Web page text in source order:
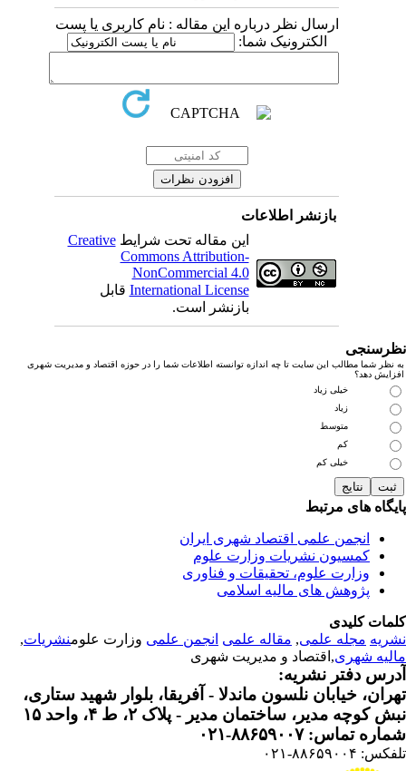
ارسال نظر درباره این مقاله : نام کاربری یا پست
الکترونیک شما:
بازنشر اطلاعات
این مقاله تحت شرایطCreative
Commons Attribution-
NonCommercial 4.0
International Licenseقابل
بازنشر است.
نظر شما مطالب این سایت تا چه اندازه توانسته اطلاعات شما را در حوزه اقتصاد و مدیریت شهری
دهد؟
خیلی زیاد
زیاد
متوسط
خیلی کم
های مرتبط
انجمن علمی اقتصاد شهری ایران
کمسیون نشریات وزارت علوم
وزارت علوم، تحقیقات و فناوری
پژوهش های مالیه اسلامی
کلیدی
مجله علمی, مقاله علمی انجمن علمیوزارت علومنشریات,
شهری ,اقتصاد و مدیریت شهری
دفتر نشریه:
خیابان نلسون ماندلا - آفریقا، بلوار شهید ستاری،
کوچه مدیر، ساختمان مدیر - پلاک ۲، ط ۴، واحد ۱۵
تماس: ۸۸۶۵۹۰۰۷-۰۲۱
۸۸۶۵۹۰۰۴-۰۲۱